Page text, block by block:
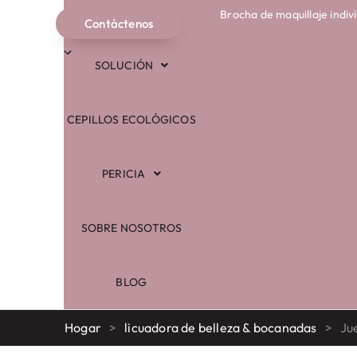
COMERCIO
SOLUCIÓN
CEPILLOS ECOLÓGICOS
PERICIA
SOBRE NOSOTROS
BLOG
Contáctenos
Español
Brocha de maquillaje
Hogar > licuadora de belleza & bocanadas >